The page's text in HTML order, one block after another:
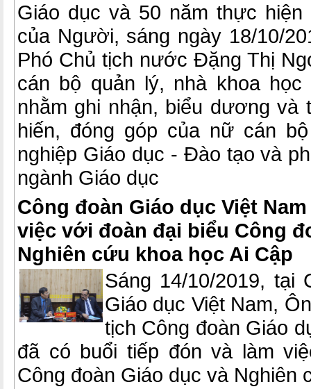
Giáo dục và 50 năm thực hiện
của Người, sáng ngày 18/10/
Phó Chủ tịch nước Đặng Thị
cán bộ quản lý, nhà khoa
nhằm ghi nhận, biểu dương và
hiến, đóng góp của nữ cán
nghiệp Giáo dục - Đào tạo và
ngành Giáo dục
Công đoàn Giáo dục Việt
việc với đoàn đại biểu Công
Nghiên cứu khoa học Ai Cập
Sáng 14/10/2019, tại
Giáo dục Việt Nam,
tịch Công đoàn Giáo
đã có buổi tiếp đón và làm
Công đoàn Giáo dục và Nghiên